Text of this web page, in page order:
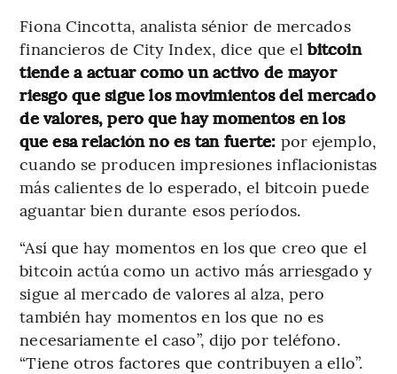
Fiona Cincotta, analista sénior de mercados
financieros de City Index, dice que elbitcoin
tiende a actuar como un activo de mayor
riesgo que sigue los movimientos del mercado
de valores, pero que hay momentos en los
que esa relación no es tan fuerte: por ejemplo,
cuando se producen impresiones inflacionistas
más calientes de lo esperado, el bitcoin puede
aguantar bien durante esos períodos.
“Así que hay momentos en los que creo que el
bitcoin actúa como un activo más arriesgado y
sigue al mercado de valores al alza, pero
también hay momentos en los que no es
necesariamente el caso”, dijo por teléfono.
“Tiene otros factores que contribuyen a ello”.